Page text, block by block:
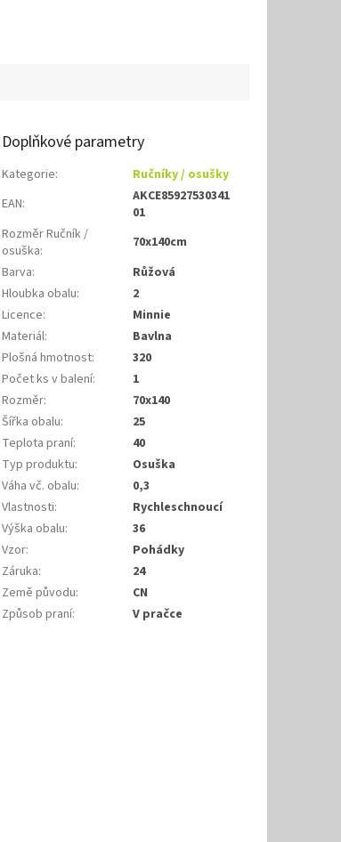
Doplňkové parametry
Kategorie:
Ručníky / osušky
EAN:
AKCE85927530341
01
Rozměr Ručník /
osuška:
70x140cm
Barva:
Růžová
Hloubka obalu:
2
Licence:
Minnie
Materiál:
Bavlna
Plošná hmotnost:
320
Počet ks v balení:
1
Rozměr:
70x140
Šířka obalu:
25
Teplota praní:
40
Typ produktu:
Osuška
Váha vč. obalu:
0,3
Vlastnosti:
Rychleschnoucí
Výška obalu:
36
Vzor:
Pohádky
Záruka:
24
Země původu:
CN
Způsob praní: V pračce